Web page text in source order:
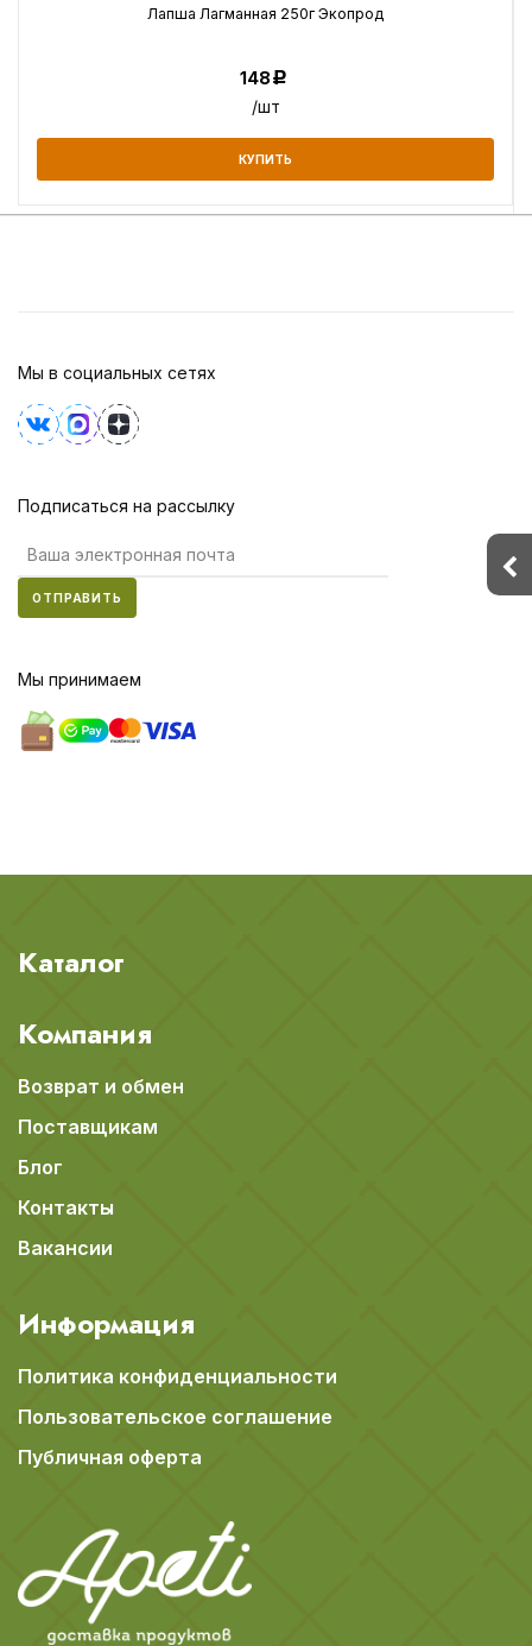
Лапша Лагманная 250г Экопрод
148Р
/шт
КУПИТЬ
Мы в социальных сетях
Подписаться на рассылку
ОТПРАВИТЬ
Мы принимаем
Каталог
Компания
Возврат и обмен
Поставщикам
Блог
Контакты
Вакансии
Информация
Политика конфиденциальности
Пользовательское соглашение
Публичная оферта